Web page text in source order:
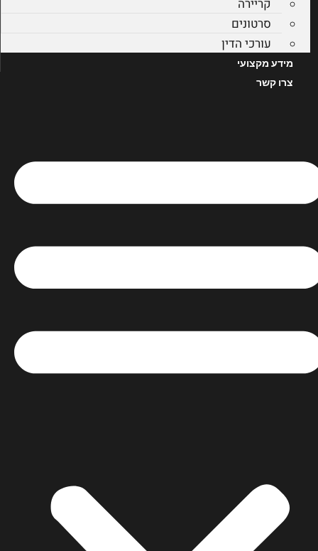
קריירה
סרטונים
עורכי הדין
מידע מקצועי
צרו קשר